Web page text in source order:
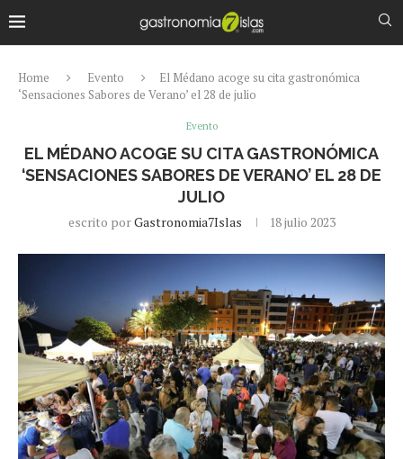
Home Evento
El Médano acoge su cita gastronómica
‘Sensaciones Sabores de Verano’ el 28 de julio
Evento
EL MÉDANO ACOGE SU CITA GASTRONÓMICA
‘SENSACIONES SABORES DE VERANO’ EL 28 DE
JULIO
escrito porGastronomia7Islas 18 julio 2023